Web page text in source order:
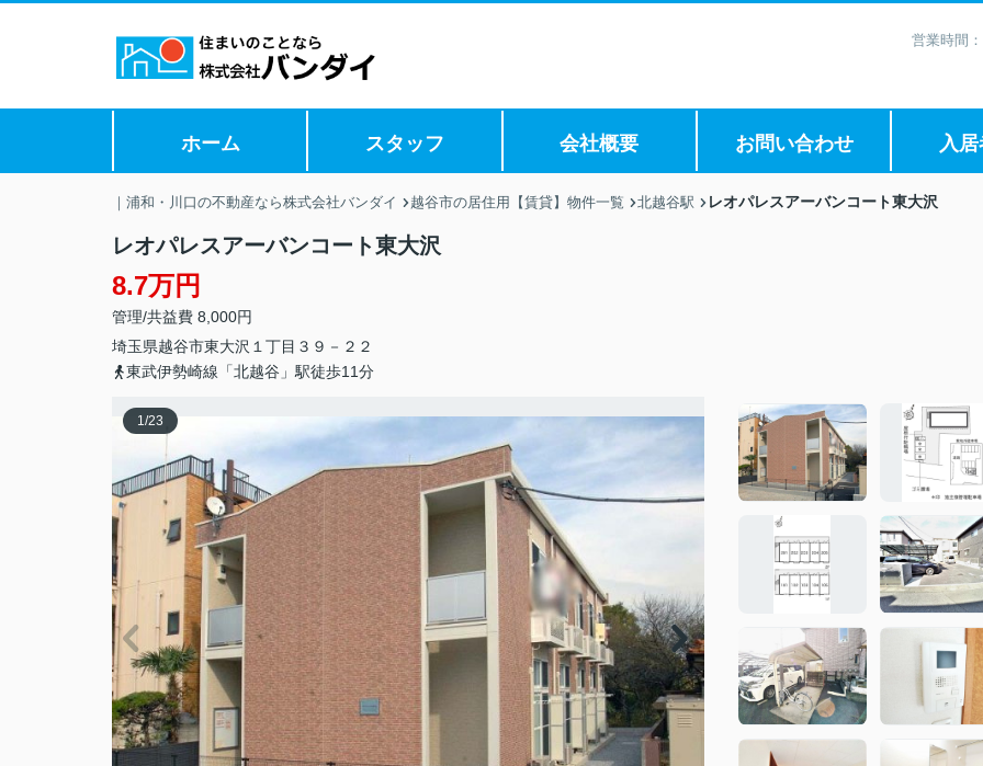
営業時間
ホーム スタッフ 会社概要 お問い合わせ 入
｜浦和・川口の不動産なら株式会社バンダイ 越谷市の居住用【賃貸】物件一覧 北越谷駅 レオパレスアーバンコート東大沢
レオパレスアーバンコート東大沢
8.7万円
管理/共益費 8,000円
埼玉県越谷市東大沢 １丁目３９－２２
東武伊勢崎線「北越谷」駅徒歩11分
1/23